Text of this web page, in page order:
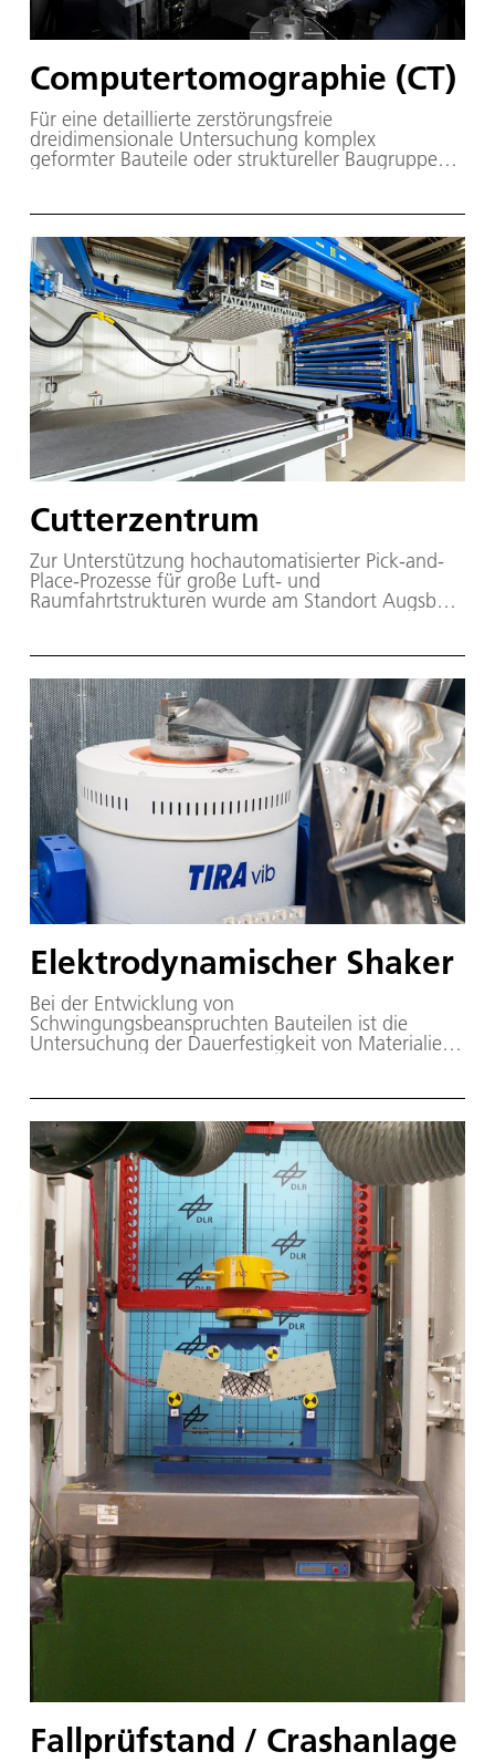
Computertomographie (CT)
Für eine detaillierte zerstörungsfreie
dreidimensionale Untersuchung komplex
geformter Bauteile oder struktureller Baugruppen
Cutterzentrum
Zur Unterstützung hochautomatisierter Pick-and-
Place-Prozesse für große Luft- und
Raumfahrtstrukturen wurde am Standort Augsburg
Thermoplastgewebe können entweder sequentiell
oder verschachtelungsoptimiert geschnitten
werden.
Elektrodynamischer Shaker
Bei der Entwicklung von
Schwingungsbeanspruchten Bauteilen ist die
Untersuchung der Dauerfestigkeit von Materialien
FEM Analyse und speziell auch dem dauerhaft
laufenden Bauteil. Diese High-Cycle-Fatigue (HCF)-
Tests werden an unserem Institut mit einem
elektrodynamischen Shaker durchgeführt.
Fallprüfstand / Crashanlage